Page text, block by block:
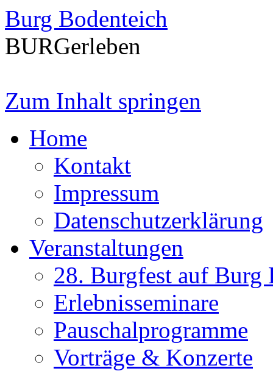
Burg Bodenteich
BURGerleben
Zum Inhalt springen
Home
Kontakt
Impressum
Datenschutzerklärung
Veranstaltungen
28. Burgfest auf Burg
Erlebnisseminare
Pauschalprogramme
Vorträge & Konzerte